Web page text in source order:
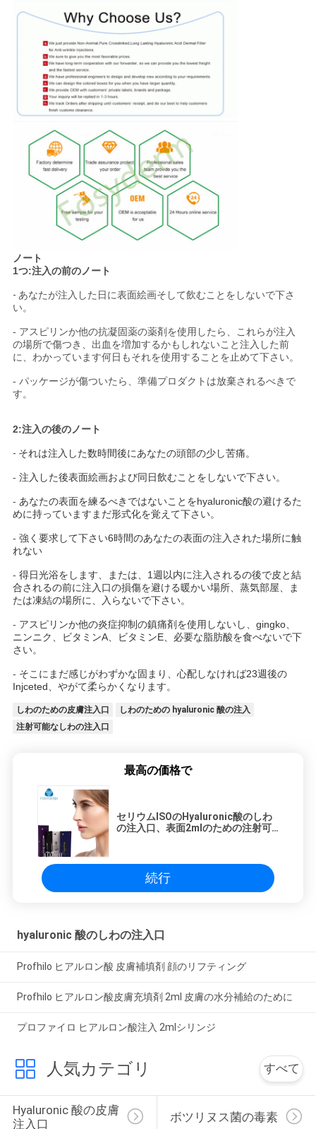
ノート
1つ:注入の前のノート
- あなたが注入した日に表面絵画そして飲むことをしないで下さ
い。
- アスピリンか他の抗凝固薬の薬剤を使用したら、これらが注入
の場所で傷つき、出血を増加するかもしれないこと注入した前
に、わかっています何日もそれを使用することを止めて下さい。
- パッケージが傷ついたら、準備プロダクトは放棄されるべきで
す。
2:注入の後のノート
- それは注入した数時間後にあなたの頭部の少し苦痛。
- 注入した後表面絵画および同日飲むことをしないで下さい。
- あなたの表面を練るべきではないことをhyaluronic酸の避けるた
めに持っていますまだ形式化を覚えて下さい。
- 強く要求して下さい6時間のあなたの表面の注入された場所に触
れない
- 得日光浴をします、または、1週以内に注入されるの後で皮と結
合されるの前に注入口の損傷を避ける暖かい場所、蒸気部屋、ま
たは凍結の場所に、入らないで下さい。
- アスピリンか他の炎症抑制の鎮痛剤を使用しないし、gingko、
ニンニク、ビタミンA、ビタミンE、必要な脂肪酸を食べないで下
さい。
- そこにまだ感じがわずかな固まり、心配しなければ23週後の
Injceted、やがて柔らかくなります。
しわのための皮膚注入口
しわのための hyaluronic 酸の注入
注射可能なしわの注入口
最高の価格で
セリウムISOのHyaluronic酸のしわ
の注入口、表面2mlのための注射可
続行
hyaluronic 酸のしわの注入口
Profhilo ヒアルロン酸 皮膚補填剤 顔のリフティング
Profhilo ヒアルロン酸皮膚充填剤 2ml 皮膚の水分補給のために
プロファイロ ヒアルロン酸注入 2mlシリンジ
人気カテゴリ すべて
Hyaluronic 酸の皮膚
注入口
ボツリヌス菌の毒素